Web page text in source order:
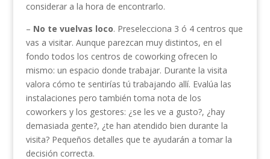
considerar a la hora de encontrarlo.
– No te vuelvas loco. Preselecciona 3 ó 4 centros que
vas a visitar. Aunque parezcan muy distintos, en el
fondo todos los centros de coworking ofrecen lo
mismo: un espacio donde trabajar. Durante la visita
valora cómo te sentirías tú trabajando allí. Evalúa las
instalaciones pero también toma nota de los
coworkers y los gestores: ¿se les ve a gusto?, ¿hay
demasiada gente?, ¿te han atendido bien durante la
visita? Pequeños detalles que te ayudarán a tomar la
decisión correcta.